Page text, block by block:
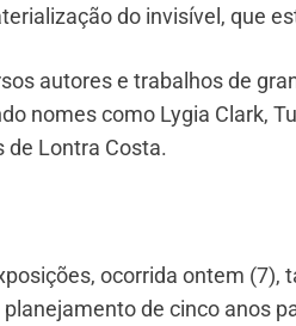
do invisível, que
autores e trabalhos de
nomes como Lygia Clark,
de Lontra Costa.
ocorrida ontem (7),
de cinco anos